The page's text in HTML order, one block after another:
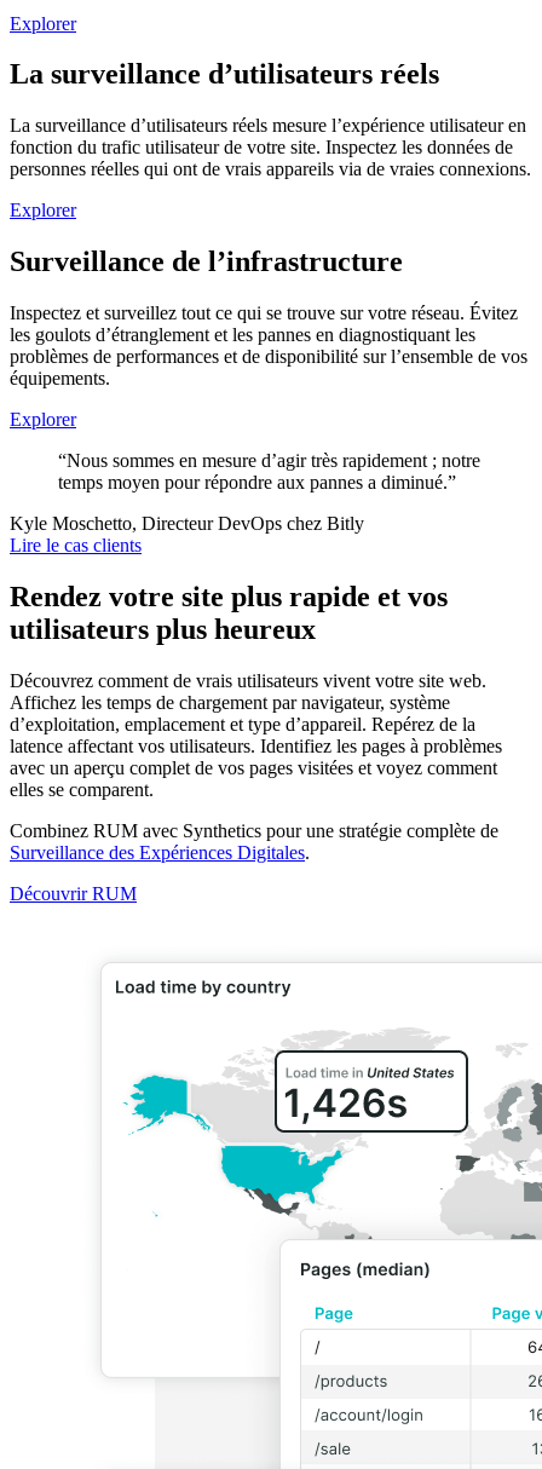
Explorer
La surveillance d’utilisateurs réels
La surveillance d’utilisateurs réels mesure l’expérience utilisateur en
fonction du trafic utilisateur de votre site. Inspectez les données de
personnes réelles qui ont de vrais appareils via de vraies connexions.
Explorer
Surveillance de l’infrastructure
Inspectez et surveillez tout ce qui se trouve sur votre réseau. Évitez
les goulots d’étranglement et les pannes en diagnostiquant les
problèmes de performances et de disponibilité sur l’ensemble de vos
équipements.
Explorer
“Nous sommes en mesure d’agir très rapidement ; notre
temps moyen pour répondre aux pannes a diminué.”
Kyle Moschetto, Directeur DevOps chez Bitly
Lire le cas clients
Rendez votre site plus rapide et vos
utilisateurs plus heureux
Découvrez comment de vrais utilisateurs vivent votre site web.
Affichez les temps de chargement par navigateur, système
d’exploitation, emplacement et type d’appareil. Repérez de la
latence affectant vos utilisateurs. Identifiez les pages à problèmes
avec un aperçu complet de vos pages visitées et voyez comment
elles se comparent.
Combinez RUM avec Synthetics pour une stratégie complète de
Surveillance des Expériences Digitales.
Découvrir RUM